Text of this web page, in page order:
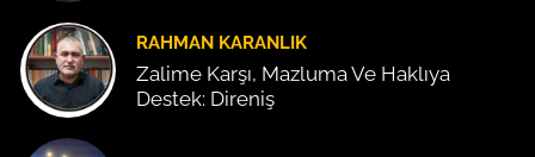
RAHMAN KARANLIK
Zalime Karşı, Mazluma Ve Haklıya
Destek: Direniş